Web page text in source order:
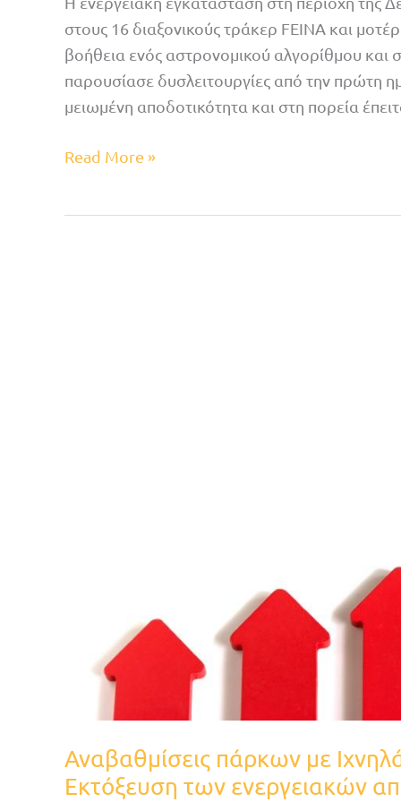
στους 16 διαξονικούς τράκερ FEINA και
βοήθεια ενός αστρονομικού αλγορίθμου και
παρουσίασε δυσλειτουργίες από την πρώτη
μειωμένη αποδοτικότητα και στη πορεία
Read More »
Αναβαθμίσεις πάρκων με
Εκτόξευση των ενεργειακών
πρώτα
στατιστικά
στοιχεία